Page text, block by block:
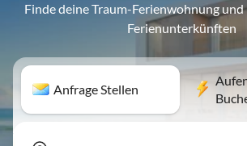
Finde deine Traum-Ferienwohnung und
Ferienunterkünften
Anfrage Stellen